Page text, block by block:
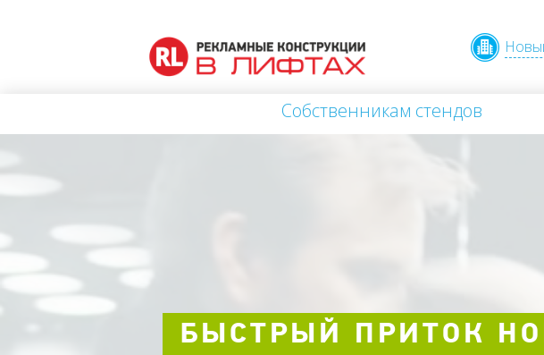
Собственникам стендов
БЫСТРЫЙ ПРИТОК